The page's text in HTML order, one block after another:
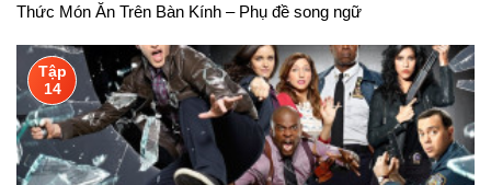
Thức Món Ăn Trên Bàn Kính – Phụ đề song ngữ
Tập
14